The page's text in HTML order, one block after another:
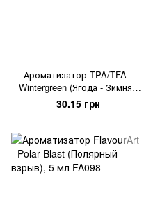
Ароматизатор TPA/TFA -
Wintergreen (Ягода - Зимняя
прохлада), 5 мл
30.15 грн